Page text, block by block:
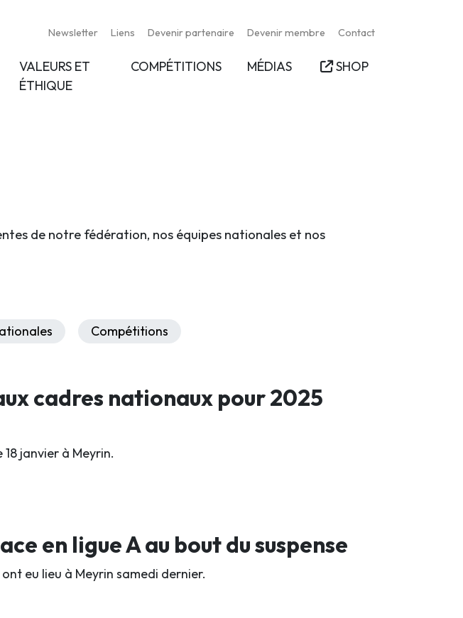
Newsletter Liens Devenir partenaire Devenir membre Contact
VALEURS ET
ÉTHIQUE
COMPÉTITIONS MÉDIAS SHOP
de notre fédération, nos équipes nationales et nos
Compétitions
cadres nationaux pour 2025
janvier à Meyrin.
en ligue A au bout du suspense
eu lieu à Meyrin samedi dernier.